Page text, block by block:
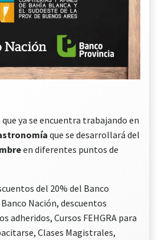
ya se encuentra trabajando en
que se desarrollará del
en diferentes puntos de
del 20% del Banco
Nación, descuentos
adheridos, Cursos FEHGRA para
Clases Magistrales,